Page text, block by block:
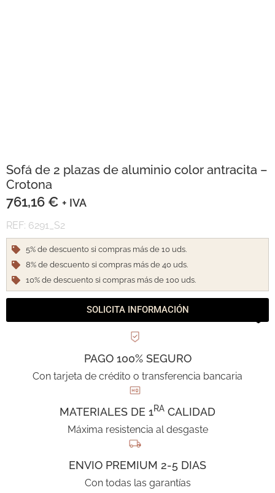
Sofá de 2 plazas de aluminio color antracita –
Crotona
761,16 € + IVA
REF: 6291_S2
5% de descuento si compras más de 10 uds.
8% de descuento si compras más de 40 uds.
10% de descuento si compras más de 100 uds.
SOLICITA INFORMACIÓN
PAGO 100% SEGURO
Con tarjeta de crédito o transferencia bancaria
MATERIALES DE 1RA CALIDAD
Máxima resistencia al desgaste
ENVIO PREMIUM 2-5 DIAS
Con todas las garantías